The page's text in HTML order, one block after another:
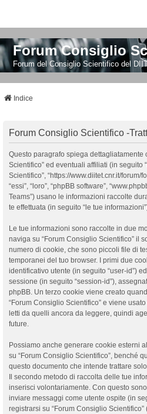
Forum Consiglio
Forum del Consiglio Scientifico del
Indice
Forum Consiglio Scientifico -
Questo paragrafo spiega dettagliatamente
Scientifico” ed eventuali affiliati (in seguito
Scientifico”, “https://www.diitet.cnr.it/forum/
“essi”, “loro”, “phpBB software”,
Teams”) usano le informazioni raccolte
te effettuata (in seguito “le tue
Le tue informazioni sono raccolte in due
naviga su “Forum Consiglio Scientifico” il
numero di cookie, che sono piccoli file di
temporanei del tuo browser. I primi due
identificativo utente (in seguito “user-id”)
sessione (in seguito “session-id”),
phpBB. Un terzo cookie viene creato
“Forum Consiglio Scientifico” e viene
letti da quelli ancora da leggere, quindi
future.
Possiamo anche generare cookie esterni
su “Forum Consiglio Scientifico”, benché
questo documento che intende trattare
Il secondo metodo di raccolta delle tue
inserisci volontariamente. Con questo
inviare messaggi come utente ospite (in
registrarsi su “Forum Consiglio Scientifico”